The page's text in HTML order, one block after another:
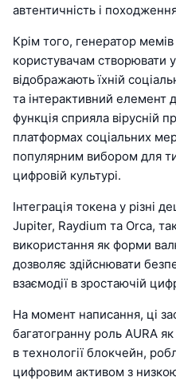
автентичність і
Крім того, генератор
користувачам створювати
відображають їхній
та інтерактивний елемент
функція сприяла вірусній
платформах соціальних
популярним вибором для
цифровій культурі.
Інтеграція токена у різні
Jupiter, Raydium та Orca,
використання як форми
дозволяє здійснювати
взаємодії в зростаючій
На момент написання, ці
багатогранну роль AURA
в технології блокчейн,
цифровим активом з